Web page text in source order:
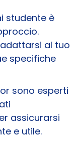
studente è
al tuo
specifiche
sono esperti
assicurarsi
e utile.